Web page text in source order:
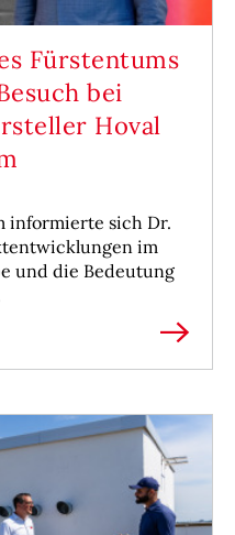
Fürstentums
bei
Hoval
informierte sich Dr.
im
und die Bedeutung